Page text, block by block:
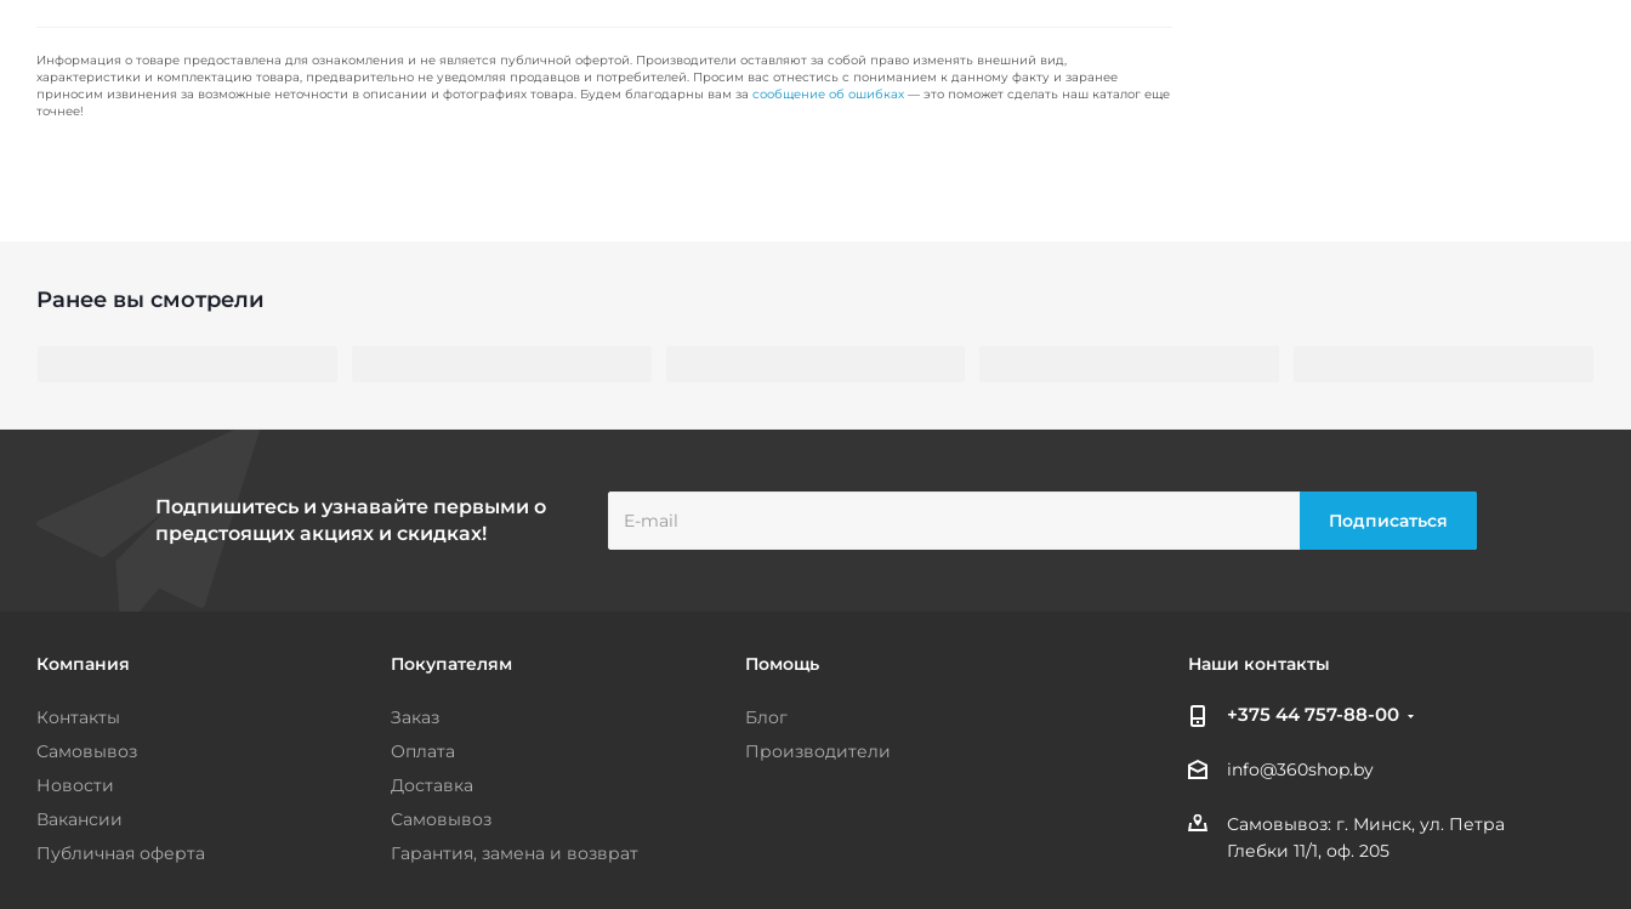
Информация о товаре предоставлена для ознакомления и не является публичной офертой. Производители оставляют за собой право изменять внешний вид,
характеристики и комплектацию товара, предварительно не уведомляя продавцов и потребителей. Просим вас отнестись с пониманием к данному факту и заранее
приносим извинения за возможные неточности в описании и фотографиях товара. Будем благодарны вам за сообщение об ошибках — это поможет сделать наш каталог еще
точнее!
Ранее вы смотрели
Подпишитесь и узнавайте первыми о
предстоящих акциях и скидках!
Компания
Контакты
Самовывоз
Новости
Вакансии
Публичная оферта
Покупателям
Заказ
Оплата
Доставка
Самовывоз
Гарантия, замена и возврат
Помощь
Блог
Производители
Наши контакты
+375 44 757-88-00
info@360shop.by
Самовывоз: г. Минск, ул. Петра
Глебки 11/1, оф. 205